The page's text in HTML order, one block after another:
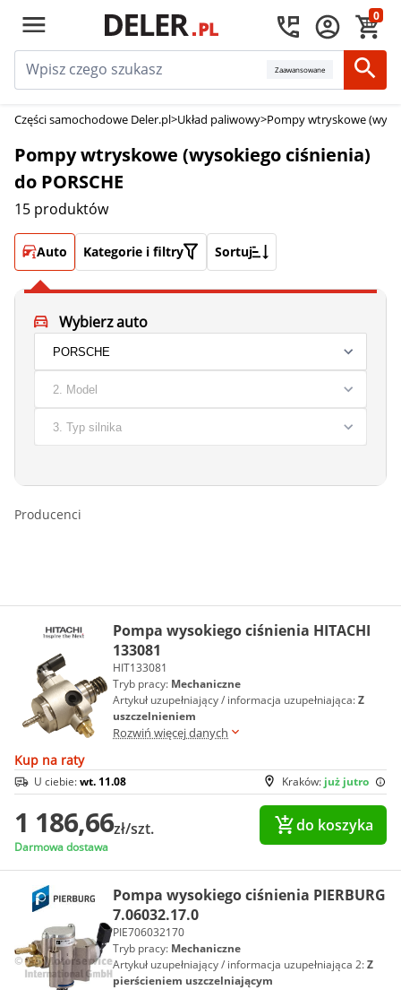
0
Zaawansowane
Części samochodowe Deler.pl>Układ paliwowy>Pompy wtryskowe
Pompy wtryskowe (wysokiego ciśnienia)
do PORSCHE
15 produktów
Auto Kategorie i filtry Sortuj
Wybierz auto
Producenci
Pompa wysokiego ciśnienia HITACHI
133081
HIT133081
Tryb pracy: Mechaniczne
Artykuł uzupełniający / informacja uzupełniająca:Z
uszczelnieniem
Rozwiń więcej danych
Kup na raty
Kraków: już jutro
U ciebie:wt. 11.08
1 186,66zł/szt.
Darmowa dostawa
do koszyka
Pompa wysokiego ciśnienia PIERBURG
7.06032.17.0
PIE706032170
Tryb pracy: Mechaniczne
Artykuł uzupełniający / informacja uzupełniająca 2:Z
pierścieniem uszczelniającym